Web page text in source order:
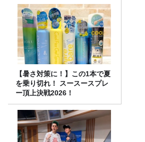
【暑さ対策に！】この1本で夏
を乗り切れ！ スースースプレ
ー頂上決戦2026！